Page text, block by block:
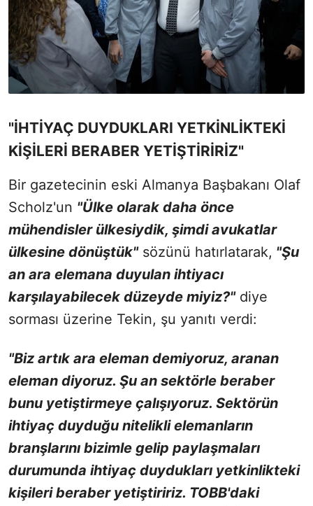
"İHTİYAÇ DUYDUKLARI YETKİNLİKTEKİ
KİŞİLERİ BERABER YETİŞTİRİRİZ"
Bir gazetecinin eski Almanya Başbakanı Olaf
Scholz'un "Ülke olarak daha önce
mühendisler ülkesiydik, şimdi avukatlar
ülkesine dönüştük"sözünü hatırlatarak, "Şu
an ara elemana duyulan ihtiyacı
karşılayabilecek düzeyde miyiz?"diye
sorması üzerine Tekin, şu yanıtı verdi:
"Biz artık ara eleman demiyoruz, aranan
eleman diyoruz. Şu an sektörle beraber
bunu yetiştirmeye çalışıyoruz. Sektörün
ihtiyaç duyduğu nitelikli elemanların
branşlarını bizimle gelip paylaşmaları
durumunda ihtiyaç duydukları yetkinlikteki
kişileri beraber yetiştiririz. TOBB'daki